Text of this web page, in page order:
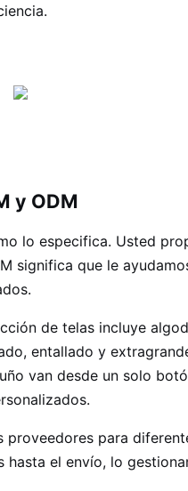
y ODM
lo especifica. Usted
significa que le
de telas incluye
entallado y
van desde un solo
para
el envío, lo